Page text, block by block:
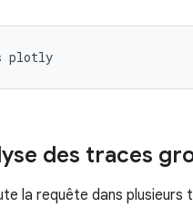
des traces
la requête dans plusieurs